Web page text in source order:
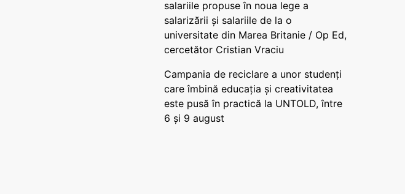
salariile propuse în noua lege a
salarizării și salariile de la o
universitate din Marea Britanie / Op Ed,
cercetător Cristian Vraciu
Campania de reciclare a unor studenți
care îmbină educația și creativitatea
este pusă în practică la UNTOLD, între
6 și 9 august